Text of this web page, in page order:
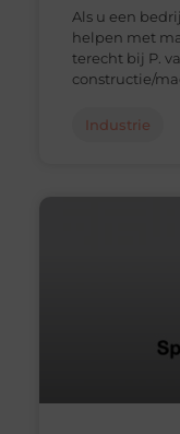
Als u een
helpen met
terecht bij P.
constructie/
Industrie